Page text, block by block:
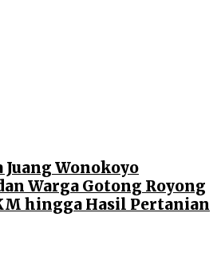
Juang Wonokoyo
Warga Gotong Royong
hingga Hasil Pertanian